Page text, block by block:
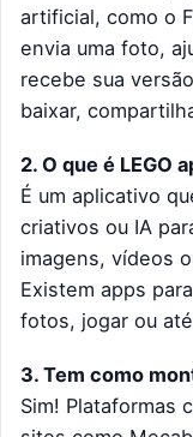
artificial, como o
envia uma foto,
recebe sua
baixar,
2. O que é LEGO
É um aplicativo
criativos ou IA
imagens, vídeos
Existem apps
fotos, jogar ou
3. Tem como
Sim! Plataformas